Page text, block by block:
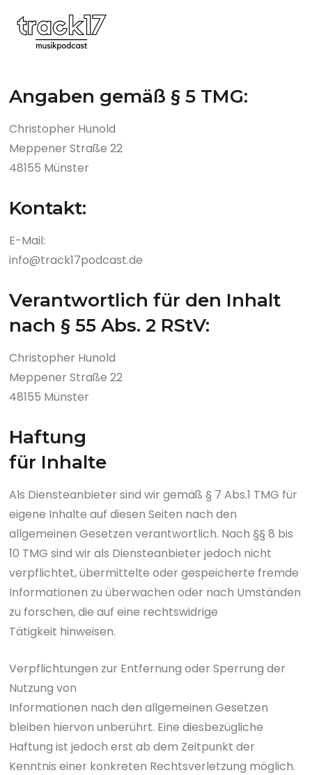
Angaben gemäß § 5 TMG:
Christopher Hunold
Meppener Straße 22
48155 Münster
Kontakt:
E-Mail:
info@track17podcast.de
Verantwortlich für den Inhalt
nach § 55 Abs. 2 RStV:
Christopher Hunold
Meppener Straße 22
48155 Münster
Haftung
für Inhalte
Als Diensteanbieter sind wir gemäß § 7 Abs.1 TMG für
eigene Inhalte auf diesen Seiten nach den
allgemeinen Gesetzen verantwortlich. Nach §§ 8 bis
10 TMG sind wir als Diensteanbieter jedoch nicht
verpflichtet, übermittelte oder gespeicherte fremde
Informationen zu überwachen oder nach Umständen
zu forschen, die auf eine rechtswidrige
Tätigkeit hinweisen.
Verpflichtungen zur Entfernung oder Sperrung der
Nutzung von
Informationen nach den allgemeinen Gesetzen
bleiben hiervon unberührt. Eine diesbezügliche
Haftung ist jedoch erst ab dem Zeitpunkt der
Kenntnis einer konkreten Rechtsverletzung möglich.